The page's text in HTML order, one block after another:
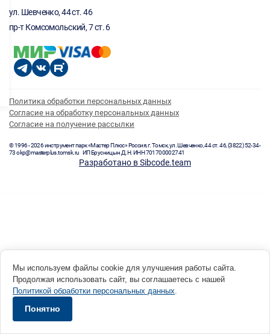
ул. Шевченко, 44 ст. 46
пр-т Комсомольский, 7 ст. 6
Политика обработки персональных данных
Согласие на обработку персональных данных
Согласие на получение рассылки
© 1996 - 2026 инструмент парк «Мастер Плюс» Россия, г. Томск, ул. Шевченко, 44 ст. 46, (3822) 52-34-
73 okp@masterplus.tomsk.ru ИП Брусницын Д.Н. ИНН 701700002741
Разработано в Sibcode.team
Мы используем файлы cookie для улучшения работы сайта.
Продолжая использовать сайт, вы соглашаетесь с нашей
Политикой обработки персональных данных.
Понятно